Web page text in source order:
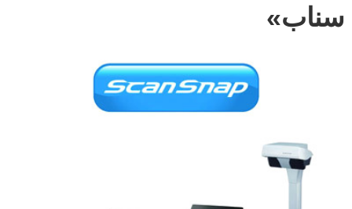
سناب»